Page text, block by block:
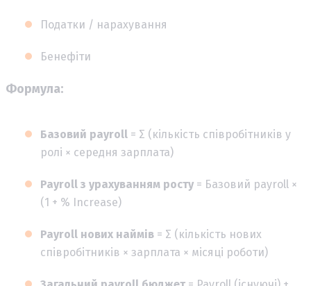
Податки / нарахування
Бенефіти
Формула:
Базовий payroll = Σ (кількість співробітників у
ролі × середня зарплата)
Payroll з урахуванням росту = Базовий payroll ×
(1 + % Increase)
Payroll нових наймів = Σ (кількість нових
співробітників × зарплата × місяці роботи)